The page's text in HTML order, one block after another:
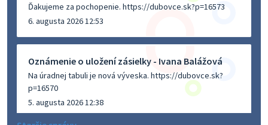
Ďakujeme za pochopenie. https://dubovce.sk?p=16573
6. augusta 2026 12:53
Oznámenie o uložení zásielky - Ivana Balážová
Na úradnej tabuli je nová výveska. https://dubovce.sk?
p=16570
5. augusta 2026 12:38